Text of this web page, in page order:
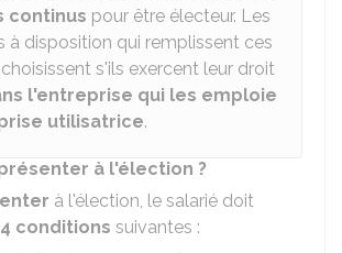
continus pour être électeur. Les
à disposition qui remplissent ces
s'ils exercent leur droit
l'entreprise qui les emploie
utilisatrice.
à l'élection ?
à l'élection, le salarié doit
4 conditions suivantes :